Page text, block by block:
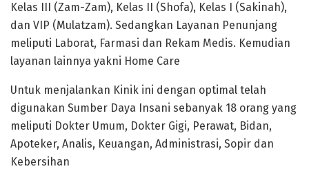
Kelas III (Zam-Zam), Kelas II (Shofa), Kelas I (Sakinah),
dan VIP (Mulatzam). Sedangkan Layanan Penunjang
meliputi Laborat, Farmasi dan Rekam Medis. Kemudian
layanan lainnya yakni Home Care
Untuk menjalankan Kinik ini dengan optimal telah
digunakan Sumber Daya Insani sebanyak 18 orang yang
meliputi Dokter Umum, Dokter Gigi, Perawat, Bidan,
Apoteker, Analis, Keuangan, Administrasi, Sopir dan
Kebersihan